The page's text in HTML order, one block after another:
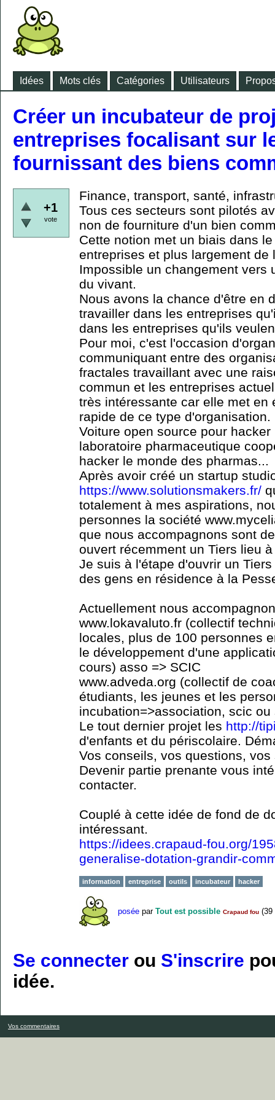
Idées Mots clés Catégories Utilisateurs
Créer un incubateur de
entreprises focalisant sur
fournissant des biens
+1
vote
Finance, transport, santé,
Tous ces secteurs sont pilotés
non de fourniture d'un bien
Cette notion met un biais dans
entreprises et plus largement de
Impossible un changement vers
du vivant.
Nous avons la chance d'être en
travailler dans les entreprises
dans les entreprises qu'ils
Pour moi, c'est l'occasion
communiquant entre des
fractales travaillant avec une
commun et les entreprises
très intéressante car elle met en
rapide de ce type d'organisation.
Voiture open source pour
laboratoire pharmaceutique
hacker le monde des pharmas...
Après avoir créé un startup
https://www.solutionsmakers.fr/
totalement à mes aspirations,
personnes la société
que nous accompagnons sont
ouvert récemment un Tiers lieu
Je suis à l'étape d'ouvrir un
des gens en résidence à la
Actuellement nous
www.lokavaluto.fr (collectif
locales, plus de 100 personnes
le développement d'une
cours) asso => SCIC
www.adveda.org (collectif de
étudiants, les jeunes et les
incubation=>association, scic ou
Le tout dernier projet les http://
d'enfants et du périscolaire.
Vos conseils, vos questions,
Devenir partie prenante vous
contacter.
Couplé à cette idée de fond de
intéressant.
https://idees.crapaud-fou.org/
generalise-dotation-grandir-
information entreprise outils incubateur hacker
posée par Tout est possible Crapaud fou (39
Se connecter ou S'inscrire
idée.
Vos commentaires